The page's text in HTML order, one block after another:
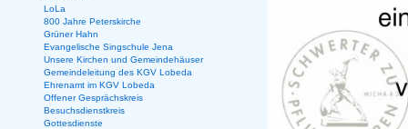
LoLa
800 Jahre Peterskirche
Grüner Hahn
Evangelische Singschule Jena
Unsere Kirchen und Gemeindehäuser
Gemeindeleitung des KGV Lobeda
Ehrenamt im KGV Lobeda
Offener Gesprächskreis
Besuchsdienstkreis
Gottesdienste